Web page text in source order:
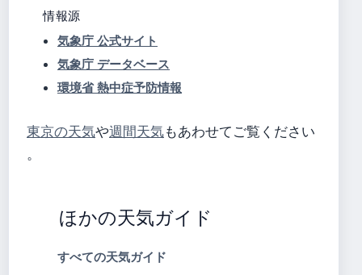
情報源
気象庁 公式サイト
気象庁 データベース
環境省 熱中症予防情報
東京の天気や週間天気もあわせてご覧ください
。
ほかの天気ガイド
すべての天気ガイド